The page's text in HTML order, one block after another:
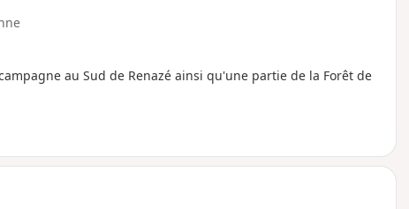
au Sud de Renazé ainsi qu'une partie de la Forêt de